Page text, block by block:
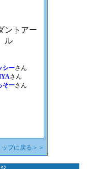
ントアー
ル
シーさん
さん
そーさん
プに戻る＞＞